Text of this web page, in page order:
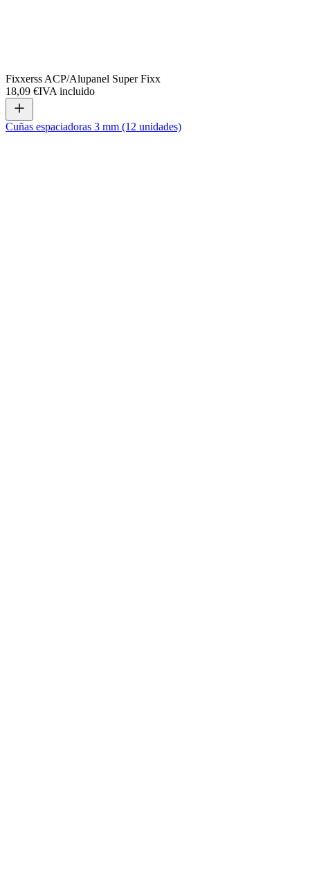
Fixxerss ACP/Alupanel Super Fixx
18,09 €IVA incluido
Cuñas espaciadoras 3 mm (12 unidades)